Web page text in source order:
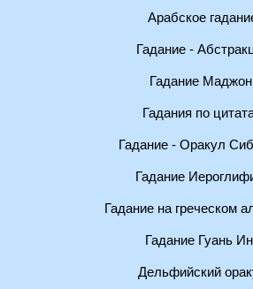
Арабское
Гадание -
Гадание
Гадания по
Гадание - Оракул
Гадание
Гадание на греческом
Гадание Гуань
Дельфийский